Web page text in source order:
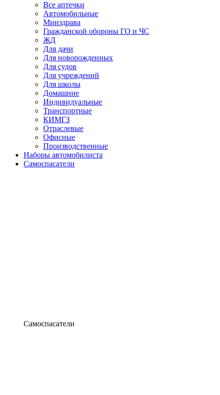
Все аптечки
Автомобильные
Минздрава
Гражданской обороны ГО и ЧС
ЖД
Для дачи
Для новорожденных
Для судов
Для учреждений
Для школы
Домашние
Индивидуальные
Транспортные
КИМГЗ
Отраслевые
Офисные
Производственные
Наборы автомобилиста
Самоспасатели
Самоспасатели